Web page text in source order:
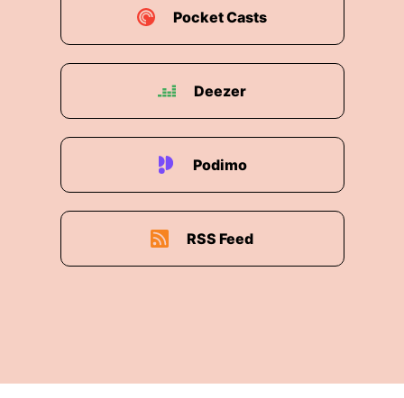
Pocket Casts
Deezer
Podimo
RSS Feed